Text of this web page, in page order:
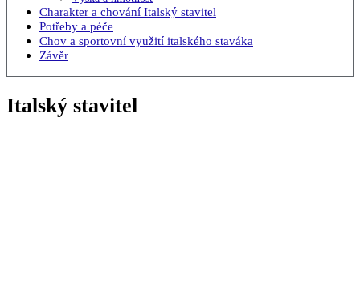
Charakter a chování Italský stavitel
Potřeby a péče
Chov a sportovní využití italského staváka
Závěr
Italský stavitel